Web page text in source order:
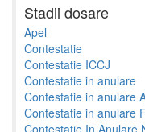
Stadii dosare
Apel
Contestatie
Contestatie ICCJ
Contestatie in anulare
Contestatie in anulare
Contestatie in anulare
Contestatie In Anulare